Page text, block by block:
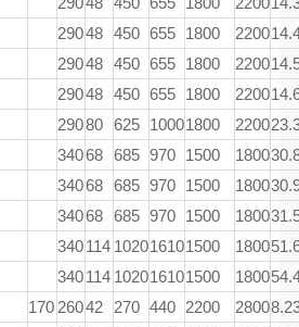
29048 450 655 1800 2200
29048 450 655 1800 2200
29048 450 655 1800 2200
29080 625 10001800 2200
34068 685 970 1500 1800
34068 685 970 1500 1800
34068 685 970 1500 1800
340114 102016101500 1800
340114 102016101500 1800
170 26042 270 440 2200 2800